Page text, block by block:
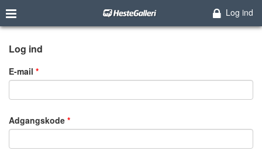
Log ind
Log ind
E-mail
Adgangskode